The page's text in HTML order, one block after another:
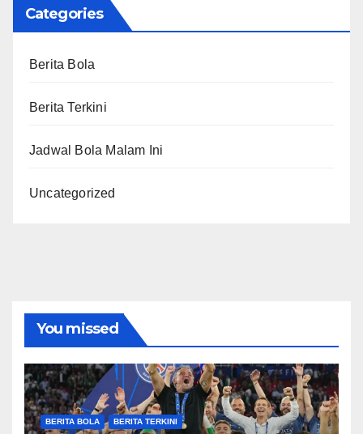
Categories
Berita Bola
Berita Terkini
Jadwal Bola Malam Ini
Uncategorized
You missed
BERITA BOLA BERITA TERKINI